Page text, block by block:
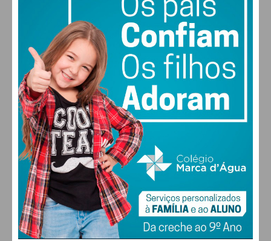
24°
QUI
29
SEX
30
SÁB
27
DOM
FARMACIAS DE SERVIÇO EM PAÇOS DE
FERREIRA